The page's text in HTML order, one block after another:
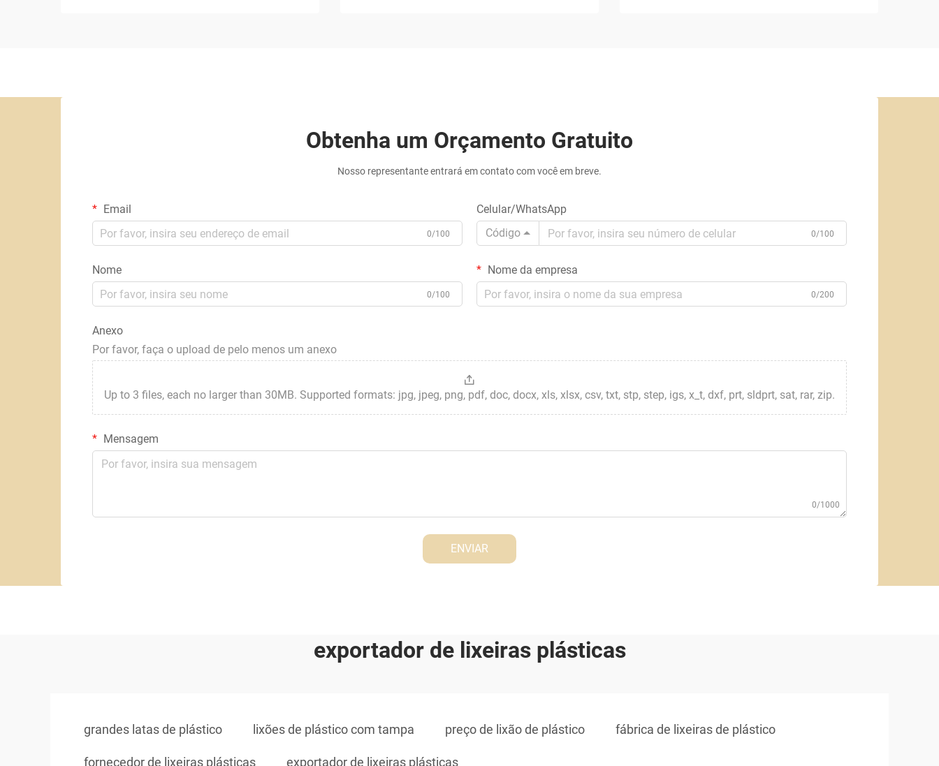
Obtenha um Orçamento Gratuito
Nosso representante entrará em contato com você em breve.
Email
0/100
Celular/WhatsApp
Código
0/100
Nome
0/100
Nome da empresa
0/200
Anexo
Por favor, faça o upload de pelo menos um anexo
Up to 3 files, each no larger than 30MB. Supported formats: jpg, jpeg, png, pdf, doc, docx, xls, xlsx, csv, txt, stp, step, igs, x_t, dxf, prt, sldprt, sat, rar, zip.
Mensagem
0/1000
ENVIAR
exportador de lixeiras plásticas
grandes latas de plástico lixões de plástico com tampa preço de lixão de plástico fábrica de lixeiras de plástico
fornecedor de lixeiras plásticas exportador de lixeiras plásticas